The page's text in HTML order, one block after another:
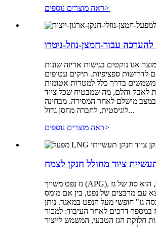
ראה מוצרים נוספים>
אנו נוקטים בגישות אריזה שונות
לדרישות ספציפיות. תיקים עטופים
משמשים בדרך כלל למטרות אטומות
לאבק והלם, מה שמבטיח שכל ציוד
מושלם לאחר המסירה. מבחינה
לוגיסטית, לחברה מחסן גדול...
ראה מוצרים נוספים>
גז נפט משויך (APG), או גז קשור, הוא סוג של גז
עם מרבצים של נפט, בין אם מומס
גז" חופשי מעל הנפט במאגר. ניתן
במספר דרכים לאחר העיבוד: למכור
חלוקת הגז הטבעי, המשמש לייצור